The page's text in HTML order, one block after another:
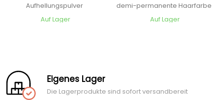
Aufhellungspulver
Auf Lager
demi-permanente Haarfarbe
Auf Lager
Eigenes Lager
Die Lagerprodukte sind sofort versandbereit